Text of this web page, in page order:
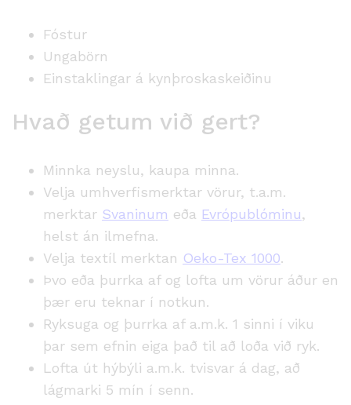
Fóstur
Ungabörn
Einstaklingar á kynþroskaskeiðinu
Hvað getum við gert?
Minnka neyslu, kaupa minna.
Velja umhverfismerktar vörur, t.a.m.
merktar Svaninum eða Evrópublóminu,
helst án ilmefna.
Velja textíl merktan Oeko-Tex 1000.
Þvo eða þurrka af og lofta um vörur áður en
þær eru teknar í notkun.
Ryksuga og þurrka af a.m.k. 1 sinni í viku
þar sem efnin eiga það til að loða við ryk.
Lofta út hýbýli a.m.k. tvisvar á dag, að
lágmarki 5 mín í senn.